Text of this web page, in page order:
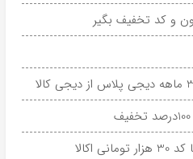
و کد تخفیف بگیر